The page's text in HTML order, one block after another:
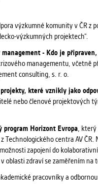
výzkumné komunity v ČR z
výzkumných projektech“.
management - Kdo je
managementu, včetně
consulting, s. r. o.
které vznikly jako
nebo členové projektových
program Horizont Evropa, který
Technologického centra AV ČR.
zapojení do
oblasti zdraví se zaměřením na
pracovníky a